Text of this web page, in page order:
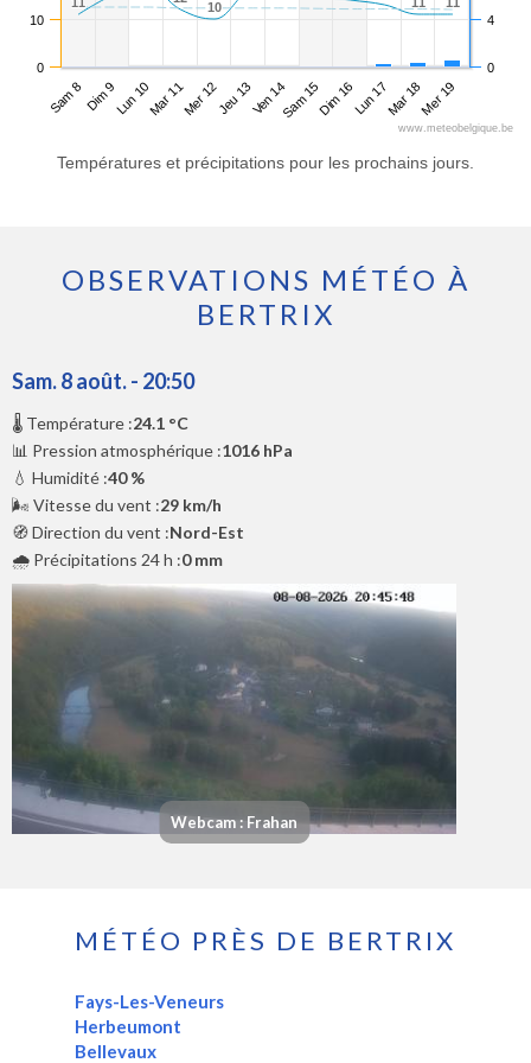
10
10
Sam 8Dim 9Lun 10Mar 11Mer 12Jeu 13Ven 14Sam 15Dim 16Lun 17Mar 18Mer 19
0
10
0
4
www.meteobelgique.be
Températures et précipitations pour les prochains jours.
OBSERVATIONS MÉTÉO À
BERTRIX
Sam. 8 août. - 20:50
🌡️ Température :24.1 °C
📊 Pression atmosphérique :1016 hPa
💧 Humidité :40 %
🌬️ Vitesse du vent :29 km/h
🧭 Direction du vent :Nord-Est
🌧️ Précipitations 24 h :0 mm
Webcam : Frahan
MÉTÉO PRÈS DE BERTRIX
Fays-Les-Veneurs
Herbeumont
Bellevaux